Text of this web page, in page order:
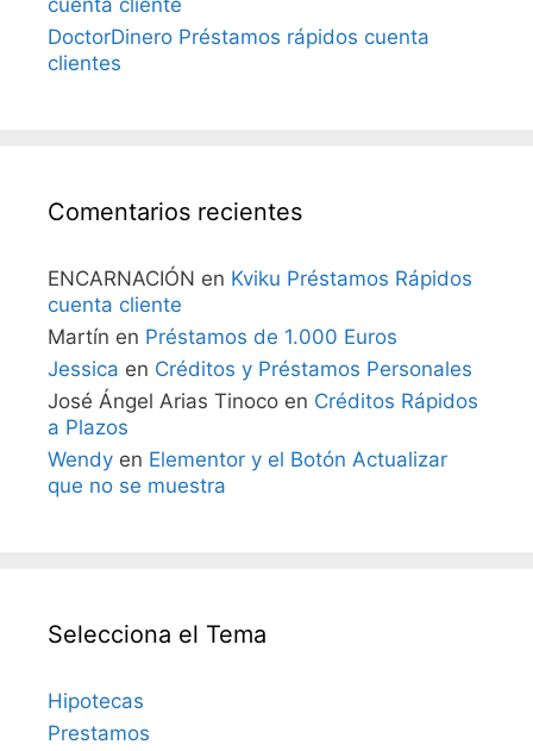
DoctorDinero Préstamos rápidos cuenta
clientes
Comentarios recientes
ENCARNACIÓN en Kviku Préstamos Rápidos
cuenta cliente
Martín en Préstamos de 1.000 Euros
Jessica en Créditos y Préstamos Personales
José Ángel Arias Tinoco en Créditos Rápidos
a Plazos
Wendy en Elementor y el Botón Actualizar
que no se muestra
Selecciona el Tema
Hipotecas
Prestamos